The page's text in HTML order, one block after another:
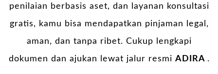
penilaian berbasis aset, dan layanan konsultasi
gratis, kamu bisa mendapatkan pinjaman legal,
aman, dan tanpa ribet. Cukup lengkapi
dokumen dan ajukan lewat jalur resmi ADIRA .